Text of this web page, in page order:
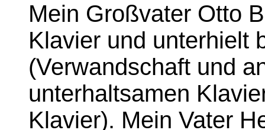
Mein Großvater Otto
Klavier und unterhielt
(Verwandschaft und
unterhaltsamen
Klavier). Mein Vater